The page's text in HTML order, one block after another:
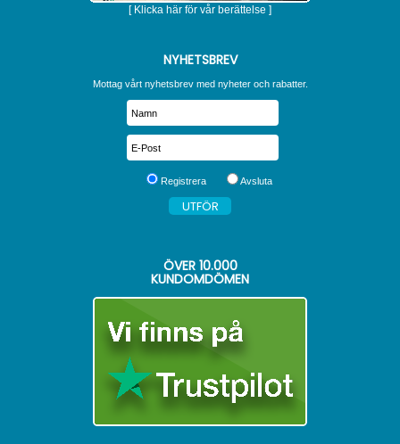
[ Klicka här för vår berättelse ]
NYHETSBREV
Mottag vårt nyhetsbrev med nyheter och rabatter.
Registrera Avsluta
ÖVER 10.000
KUNDOMDÖMEN